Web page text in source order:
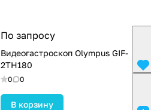
По запросу
Видеогастроскоп Olympus GIF-
2TH180
0 0
В корзину